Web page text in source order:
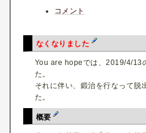
コメント
なくなりました
You are hopeでは、2019/4/13
た。
それに伴い、鍛治を行なって脱
た。
概要